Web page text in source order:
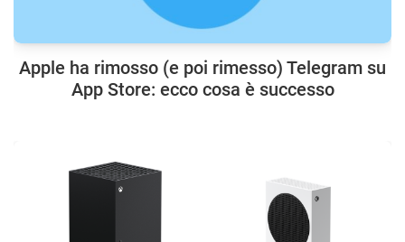
Apple ha rimosso (e poi rimesso) Telegram su
App Store: ecco cosa è successo